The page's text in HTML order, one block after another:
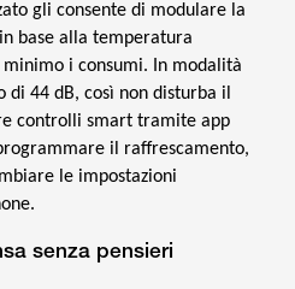
gli consente di modulare la
base alla temperatura
i consumi. In modalità
di 44 dB, così non disturba il
controlli smart tramite app
il raffrescamento,
le impostazioni
senza pensieri